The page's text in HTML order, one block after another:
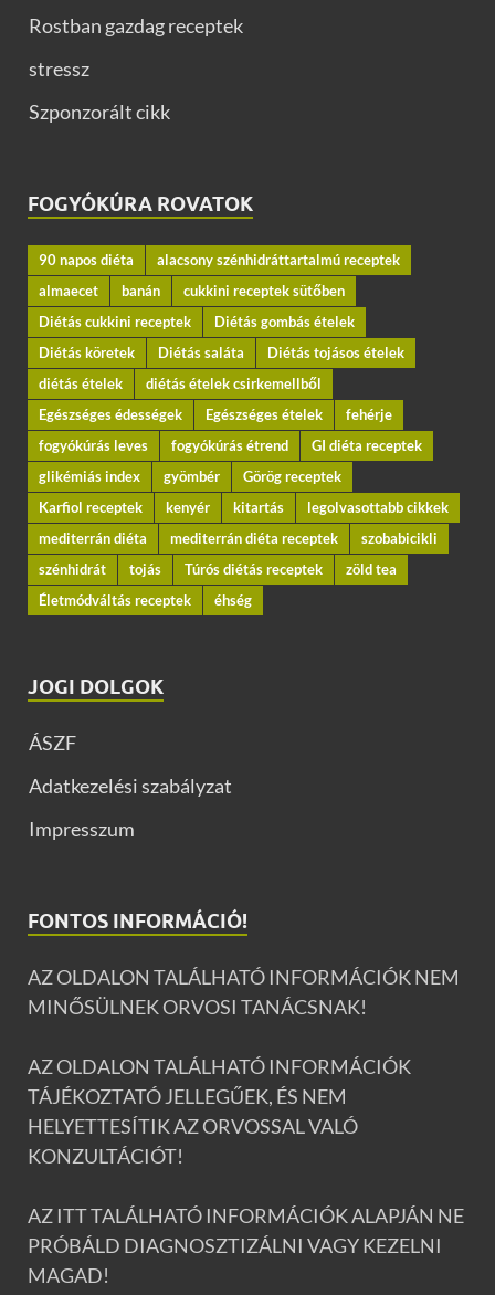
Rostban gazdag receptek
stressz
Szponzorált cikk
FOGYÓKÚRA ROVATOK
90 napos diéta
alacsony szénhidráttartalmú receptek
almaecet
banán
cukkini receptek sütőben
Diétás cukkini receptek
Diétás gombás ételek
Diétás köretek
Diétás saláta
Diétás tojásos ételek
diétás ételek
diétás ételek csirkemellből
Egészséges édességek
Egészséges ételek
fehérje
fogyókúrás leves
fogyókúrás étrend
GI diéta receptek
glikémiás index
gyömbér
Görög receptek
Karfiol receptek
kenyér kitartás
legolvasottabb cikkek
mediterrán diéta
mediterrán diéta receptek
szobabicikli
szénhidrát
tojás Túrós diétás receptek
zöld tea
Életmódváltás receptek
éhség
JOGI DOLGOK
ÁSZF
Adatkezelési szabályzat
Impresszum
FONTOS INFORMÁCIÓ!
AZ OLDALON TALÁLHATÓ INFORMÁCIÓK NEM
MINŐSÜLNEK ORVOSI TANÁCSNAK!
AZ OLDALON TALÁLHATÓ INFORMÁCIÓK
TÁJÉKOZTATÓ JELLEGŰEK, ÉS NEM
HELYETTESÍTIK AZ ORVOSSAL VALÓ
KONZULTÁCIÓT!
AZ ITT TALÁLHATÓ INFORMÁCIÓK ALAPJÁN NE
PRÓBÁLD DIAGNOSZTIZÁLNI VAGY KEZELNI
MAGAD!